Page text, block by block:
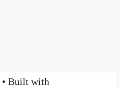
• Built with